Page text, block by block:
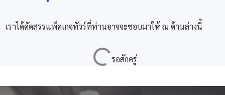
เราได้คัดสรรแพ็คเกจทัวร์ที่ท่านอาจจะชอบมาให้ ณ ด้านล่างนี้